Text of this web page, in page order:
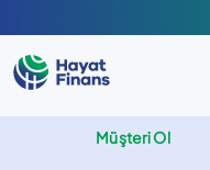
Müşteri Ol